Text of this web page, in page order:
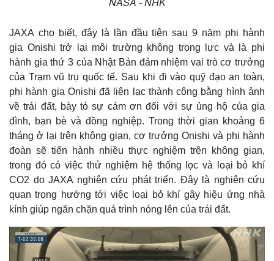
E-Magazine
JAXA cho biết, đây là lần đầu tiên sau 9 năm phi hành
gia Onishi trở lại môi trường không trọng lực và là phi
hành gia thứ 3 của Nhật Bản đảm nhiệm vai trò cơ trưởng
của Trạm vũ trụ quốc tế. Sau khi đi vào quỹ đạo an toàn,
phi hành gia Onishi đã liên lạc thành công bằng hình ảnh
về trái đất, bày tỏ sự cám ơn đối với sự ủng hộ của gia
đình, bạn bè và đồng nghiệp. Trong thời gian khoảng 6
tháng ở lại trên không gian, cơ trưởng Onishi và phi hành
đoàn sẽ tiến hành nhiều thực nghiệm trên không gian,
trong đó có việc thử nghiệm hệ thống lọc và loại bỏ khí
CO2 do JAXA nghiên cứu phát triển. Đây là nghiên cứu
quan trọng hướng tới việc loại bỏ khí gây hiệu ứng nhà
kính giúp ngăn chặn quá trình nóng lên của trái đất.